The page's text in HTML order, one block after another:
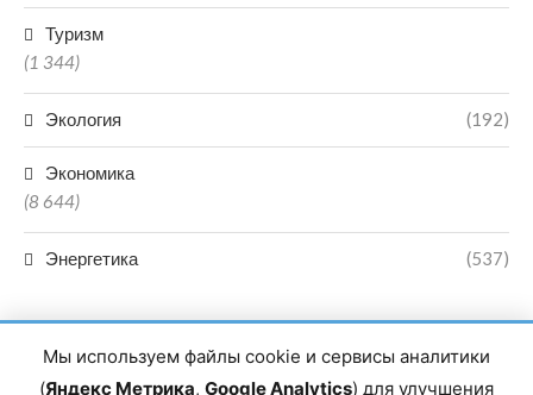
Туризм
(1 344)
Экология (192)
Экономика
(8 644)
Энергетика (537)
Мы используем файлы cookie и сервисы аналитики
(Яндекс Метрика, Google Analytics) для улучшения